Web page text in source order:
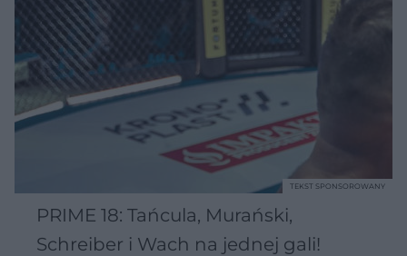
PRIME 18: Tańcula, Murański,
Schreiber i Wach na jednej gali!
TEKST SPONSOROWANY